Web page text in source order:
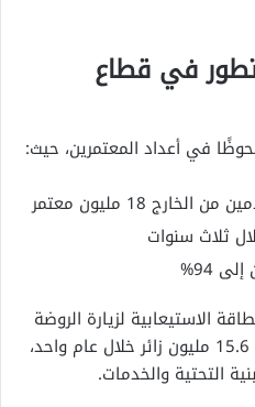
في قطاع
في أعداد المعتمرين، حيث:
18 مليون معتمر
94%
الاستيعابية لزيارة الروضة
الشريفة، حيث استقبلت أكثر من 15.6 مليون زائر خلال عام واحد،
التحتية والخدمات.